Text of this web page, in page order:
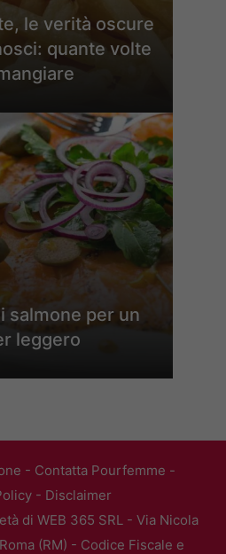
le verità oscure
quante volte
salmone per un
leggero
- Contatta Pourfemme -
- Disclaimer
di WEB 365 SRL - Via Nicola
(RM) - Codice Fiscale e